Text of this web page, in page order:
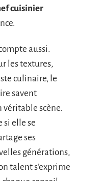
cuisinier
aussi.
les textures,
culinaire, le
savent
scène.
si elle se
ses
générations,
talent s’exprime